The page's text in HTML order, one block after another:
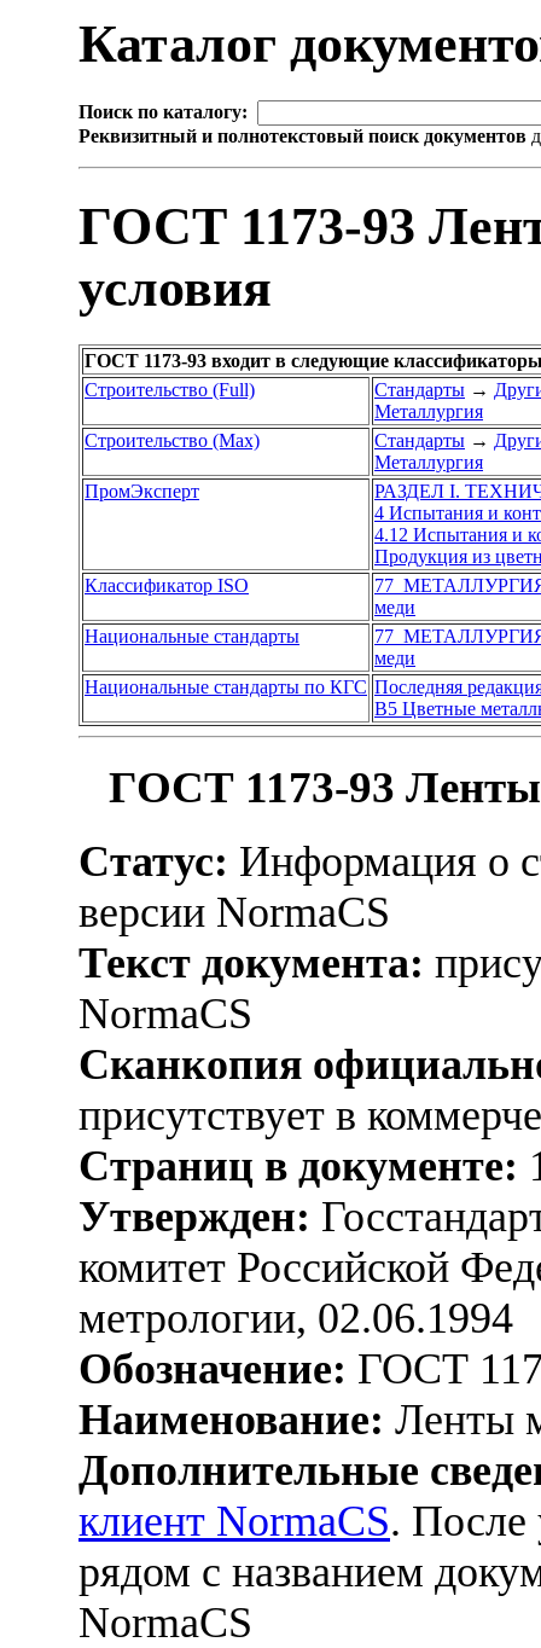
Каталог
Поиск по каталогу:
Реквизитный и полнотекстовый поиск документов
ГОСТ 1173-93
условия
ГОСТ 1173-93 входит в следующие
Строительство (Full)
Стандарты →
Металлургия
Строительство (Max)
Стандарты →
Металлургия
ПромЭксперт
РАЗДЕЛ I.
4 Испытания и
4.12 Испытания и
Продукция из
Классификатор ISO
77
меди
Национальные стандарты
77
меди
Национальные стандарты по КГС Последняя
В5 Цветные
ГОСТ 1173-93 Ленты
Статус: Информация о
версии NormaCS
Текст документа:
NormaCS
Сканкопия
присутствует в
Страниц в документе:
Утвержден:
комитет Российской
метрологии, 02.06.1994
Обозначение: ГОСТ
Наименование: Ленты
Дополнительные
клиент NormaCS. После
рядом с названием
NormaCS